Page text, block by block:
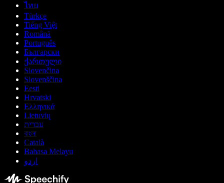
ไทย
Türkçe
Tiếng Việt
Română
Português
Български
ქართული
Slovenčina
Slovenščina
Eesti
Hrvatski
Ελληνικά
Lietuvių
עברית
বাংলা
Català
Bahasa Melayu
اردو